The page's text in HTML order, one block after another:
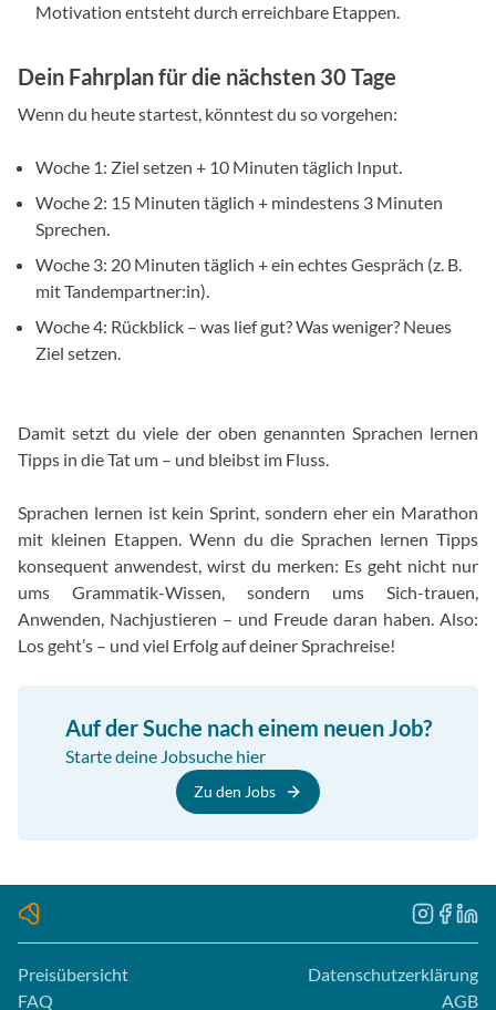
Motivation entsteht durch erreichbare Etappen.
Dein Fahrplan für die nächsten 30 Tage
Wenn du heute startest, könntest du so vorgehen:
Woche 1: Ziel setzen + 10 Minuten täglich Input.
Woche 2: 15 Minuten täglich + mindestens 3 Minuten
Sprechen.
Woche 3: 20 Minuten täglich + ein echtes Gespräch (z. B.
mit Tandempartner:in).
Woche 4: Rückblick – was lief gut? Was weniger? Neues
Ziel setzen.
Damit setzt du viele der oben genannten Sprachen lernen
Tipps in die Tat um – und bleibst im Fluss.
Sprachen lernen ist kein Sprint, sondern eher ein Marathon
mit kleinen Etappen. Wenn du die Sprachen lernen Tipps
konsequent anwendest, wirst du merken: Es geht nicht nur
ums Grammatik-Wissen, sondern ums Sich-trauen,
Anwenden, Nachjustieren – und Freude daran haben. Also:
Los geht’s – und viel Erfolg auf deiner Sprachreise!
Auf der Suche nach einem neuen Job?
Starte deine Jobsuche hier
Zu den Jobs
Preisübersicht
FAQ
Datenschutzerklärung
AGB